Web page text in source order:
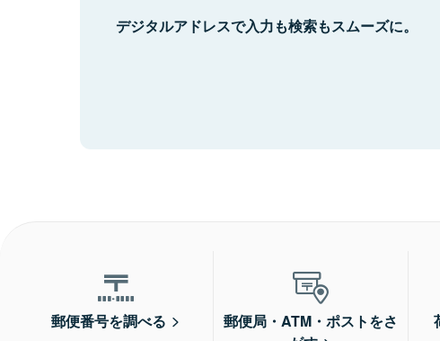
デジタルアドレスで入力も検索もスムーズに。
郵便番号を調べる
郵便局・ATM・ポストをさ